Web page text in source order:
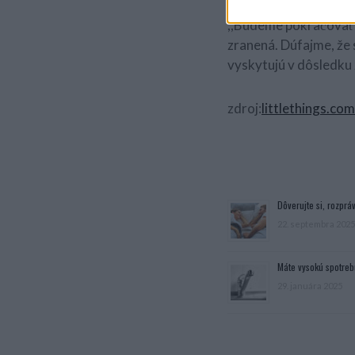
,,Budeme
zranená. Dúfajme,
vyskytujú v dôsledku
zdroj:littlethings.com
Dôverujte si,
Máte vysokú